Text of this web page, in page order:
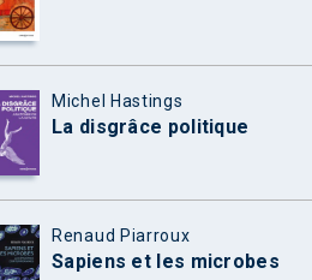
Michel Hastings
La disgrâce politique
Renaud Piarroux
Sapiens et les microbes